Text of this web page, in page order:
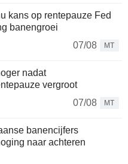
kans op rentepauze Fed
banengroei
07/08
MT
nadat
vergroot
07/08
MT
banencijfers
naar achteren